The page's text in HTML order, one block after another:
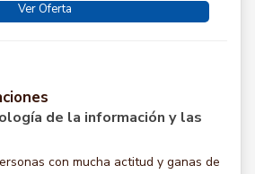
Ver Oferta
de la información y las
con mucha actitud y ganas de